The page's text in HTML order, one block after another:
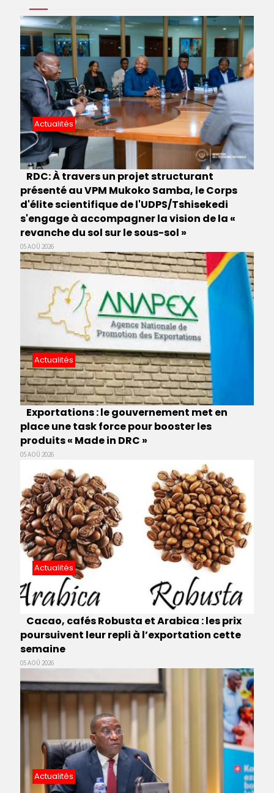
Actualités
RDC: À travers un projet structurant
présenté au VPM Mukoko Samba, le Corps
d'élite scientifique de l'UDPS/Tshisekedi
s'engage à accompagner la vision de la «
revanche du sol sur le sous-sol »
05 AOÛ 2026
Actualités
Exportations : le gouvernement met en
place une task force pour booster les
produits « Made in DRC »
05 AOÛ 2026
Actualités
Cacao, cafés Robusta et Arabica : les prix
poursuivent leur repli à l’exportation cette
semaine
05 AOÛ 2026
Actualités